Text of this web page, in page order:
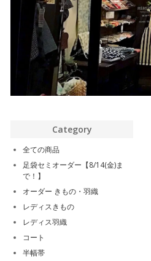
Category
全ての商品
足袋セミオーダー【8/14(金)ま
で！】
オーダー きもの・羽織
レディスきもの
レディス羽織
コート
半幅帯